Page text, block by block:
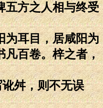
五方之人相与终受
为耳目，居咸阳为
凡百卷。梓之者，
舛，则不无误